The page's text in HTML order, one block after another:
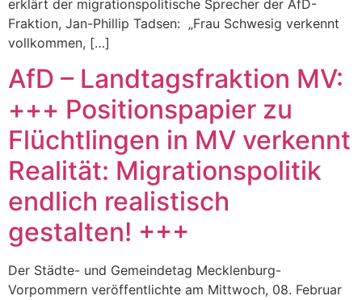
erklärt der migrationspolitische Sprecher der AfD-
Fraktion, Jan-Phillip Tadsen: „Frau Schwesig verkennt
vollkommen, […]
AfD – Landtagsfraktion MV:
+++ Positionspapier zu
Flüchtlingen in MV verkennt
Realität: Migrationspolitik
endlich realistisch
gestalten! +++
Der Städte- und Gemeindetag Mecklenburg-
Vorpommern veröffentlichte am Mittwoch, 08. Februar